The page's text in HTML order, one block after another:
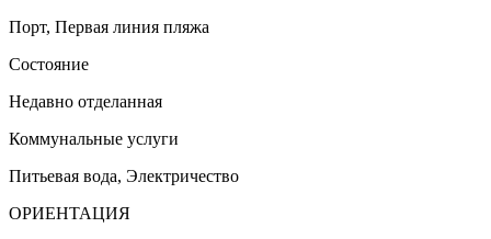
Порт, Первая линия пляжа
Состояние
Недавно отделанная
Коммунальные услуги
Питьевая вода, Электричество
ОРИЕНТАЦИЯ